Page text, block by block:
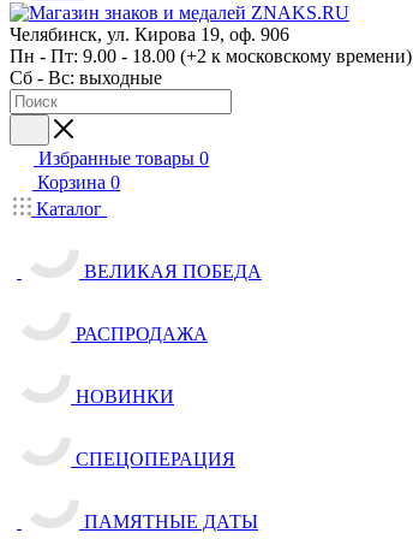
Челябинск, ул. Кирова 19, оф. 906
Пн - Пт: 9.00 - 18.00 (+2 к московскому времени)
Сб - Вс: выходные
Избранные товары 0
Корзина 0
Каталог
ВЕЛИКАЯ ПОБЕДА
РАСПРОДАЖА
НОВИНКИ
СПЕЦОПЕРАЦИЯ
ПАМЯТНЫЕ ДАТЫ